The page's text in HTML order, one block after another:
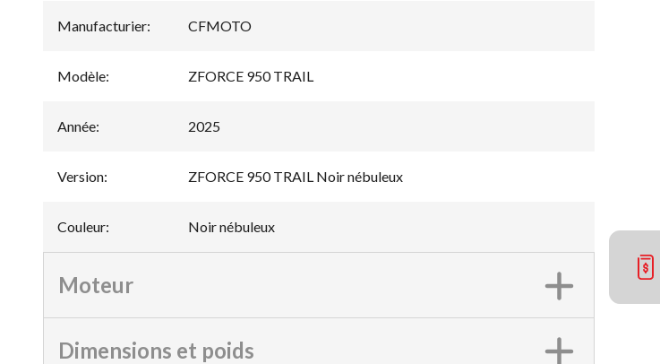
Manufacturier: CFMOTO
Modèle: ZFORCE 950 TRAIL
Année: 2025
Version: ZFORCE 950 TRAIL Noir nébuleux
Couleur: Noir nébuleux
Moteur
Dimensions et poids